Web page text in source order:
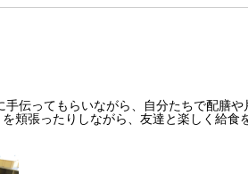
伝ってもらいながら、自分たちで配膳や
頬張ったりしながら、友達と楽しく給食